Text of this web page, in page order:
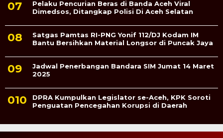
Pelaku Pencurian Beras di Banda Aceh Viral
Dimedsos, Ditangkap Polisi Di Aceh Selatan
Satgas Pamtas RI-PNG Yonif 112/DJ Kodam IM
Bantu Bersihkan Material Longsor di Puncak Jaya
Jadwal Penerbangan Bandara SIM Jumat 14 Maret
2025
DPRA Kumpulkan Legislator se-Aceh, KPK Soroti
Penguatan Pencegahan Korupsi di Daerah